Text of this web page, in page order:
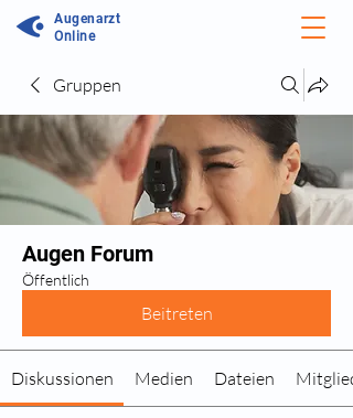
Augenarzt
Online
Gruppen
Augen Forum
Öffentlich
Beitreten
Diskussionen Medien Dateien